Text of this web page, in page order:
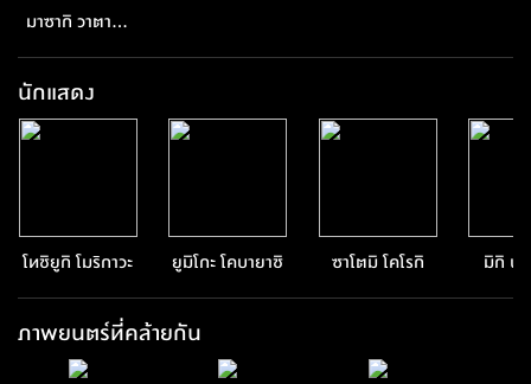
มาซากิ วาตานา
เบะ
นักแสดง
โทชิยูกิ โมริกาวะ ยูมิโกะ โคบายาชิ ซาโตมิ โคโรกิ มิกิ นา
ภาพยนตร์ที่คล้ายกัน